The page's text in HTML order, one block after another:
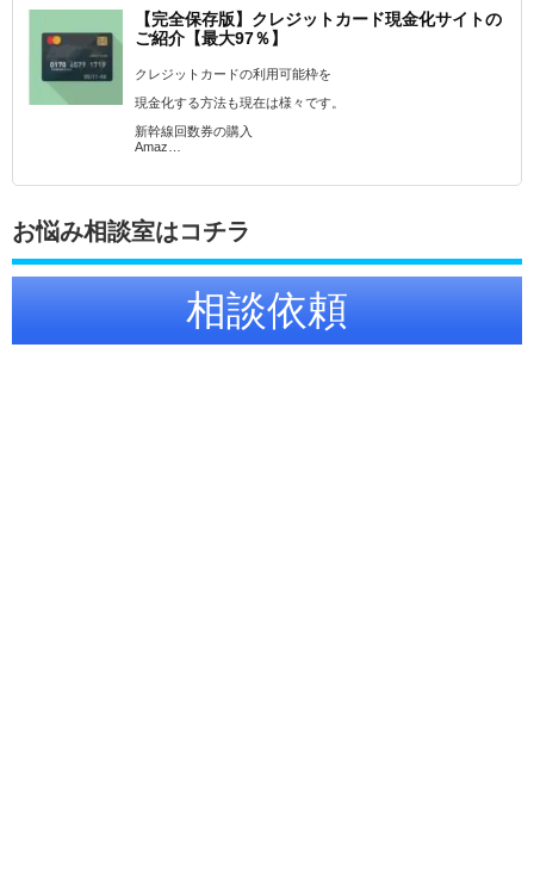
【完全保存版】クレジットカード現金化サイトの
ご紹介【最大97％】
クレジットカードの利用可能枠を
現金化する方法も現在は様々です。
新幹線回数券の購入
Amaz…
お悩み相談室はコチラ
相談依頼